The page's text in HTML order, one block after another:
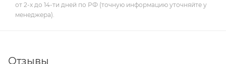
от 2-х до 14-ти дней по РФ (точную информацию уточняйте у
менеджера).
Отзывы